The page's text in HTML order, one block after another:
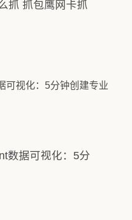
抓 抓包鹰网卡抓
数据可视化：5分